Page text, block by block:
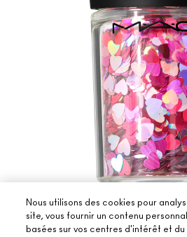
PINK HEARTS
Nous utilisons des cookies pour
site, vous fournir un contenu
basées sur vos centres d'intérêt et